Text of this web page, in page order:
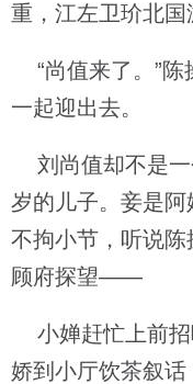
重，江左卫玠北国
“尚值来了。”陈
一起迎出去。
刘尚值却不是一
岁的儿子。妾是
不拘小节，听说
顾府探望——
小婵赶忙上前招
娇到小厅饮茶叙